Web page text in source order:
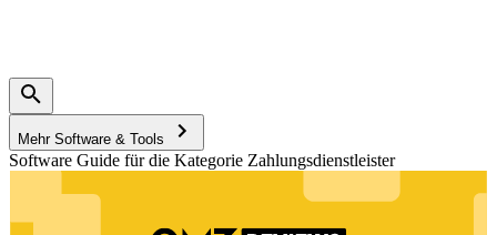
Mehr Software & Tools
Software Guide für die Kategorie Zahlungsdienstleister